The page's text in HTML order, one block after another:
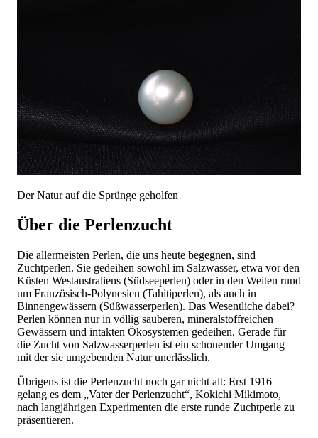
Der Natur auf die Sprünge geholfen
Über die Perlenzucht
Die allermeisten Perlen, die uns heute begegnen, sind
Zuchtperlen. Sie gedeihen sowohl im Salzwasser, etwa vor den
Küsten Westaustraliens (Südseeperlen) oder in den Weiten rund
um Französisch-Polynesien (Tahitiperlen), als auch in
Binnengewässern (Süßwasserperlen). Das Wesentliche dabei?
Perlen können nur in völlig sauberen, mineralstoffreichen
Gewässern und intakten Ökosystemen gedeihen. Gerade für
die Zucht von Salzwasserperlen ist ein schonender Umgang
mit der sie umgebenden Natur unerlässlich.
Übrigens ist die Perlenzucht noch gar nicht alt: Erst 1916
gelang es dem „Vater der Perlenzucht“, Kokichi Mikimoto,
nach langjährigen Experimenten die erste runde Zuchtperle zu
präsentieren.